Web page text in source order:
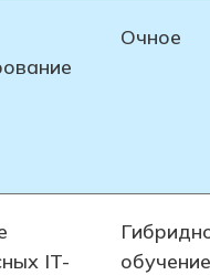
Очное
IT-
обучение